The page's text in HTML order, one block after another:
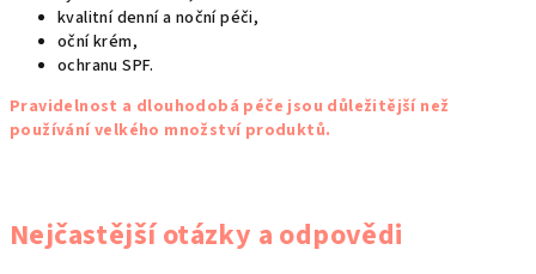
kvalitní denní a noční péči,
oční krém,
ochranu SPF.
Pravidelnost a dlouhodobá péče jsou důležitější než
používání velkého množství produktů.
Nejčastější otázky a odpovědi